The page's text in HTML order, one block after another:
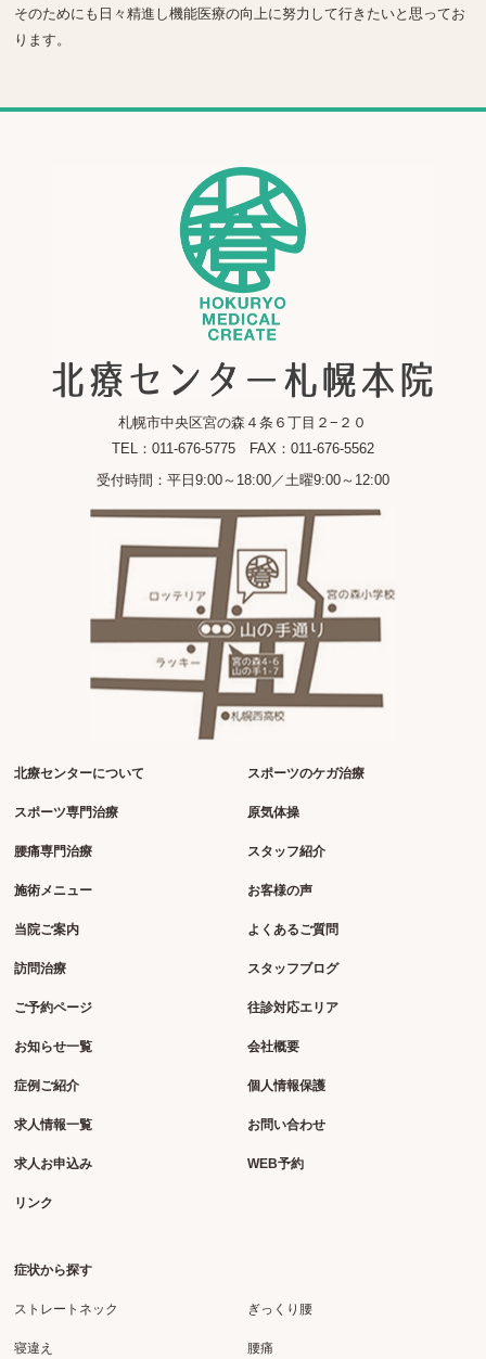
そのためにも日々精進し機能医療の向上に努力して行きたいと思ってお
ります。
札幌市中央区宮の森４条６丁目２−２０
TEL：011-676-5775 FAX：011-676-5562
受付時間：平日9:00～18:00／土曜9:00～12:00
北療センターについて
スポーツ専門治療
腰痛専門治療
施術メニュー
当院ご案内
訪問治療
スポーツのケガ治療
原気体操
スタッフ紹介
お客様の声
よくあるご質問
スタッフブログ
ご予約ページ
お知らせ一覧
症例ご紹介
求人情報一覧
求人お申込み
リンク
往診対応エリア
会社概要
個人情報保護
お問い合わせ
WEB予約
症状から探す
ストレートネック
寝違え
ぎっくり腰
腰痛